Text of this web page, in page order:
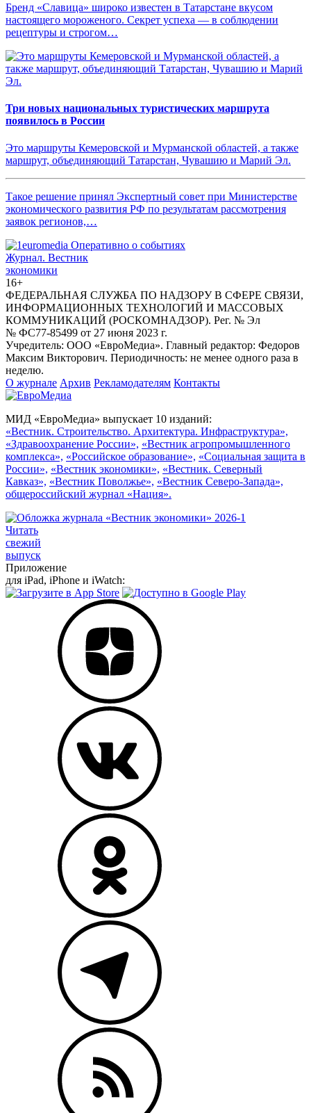
Бренд «Славица» широко известен в Татарстане вкусом
настоящего мороженого. Секрет успеха — в соблюдении
рецептуры и строгом…
Три новых национальных туристических маршрута
появилось в России
Это маршруты Кемеровской и Мурманской областей, а также
маршрут, объединяющий Татарстан, Чувашию и Марий Эл.
Такое решение принял Экспертный совет при Министерстве
экономического развития РФ по результатам рассмотрения
заявок регионов,…
Журнал. Вестник
экономики
16+
ФЕДЕРАЛЬНАЯ СЛУЖБА ПО НАДЗОРУ В СФЕРЕ СВЯЗИ,
ИНФОРМАЦИОННЫХ ТЕХНОЛОГИЙ И МАССОВЫХ
КОММУНИКАЦИЙ (РОСКОМНАДЗОР). Рег. № Эл
№ ФС77-85499 от 27 июня 2023 г.
Учредитель: ООО «ЕвроМедиа». Главный редактор: Федоров
Максим Викторович. Периодичность: не менее одного раза в
неделю.
О журнале Архив Рекламодателям Контакты
МИД «ЕвроМедиа» выпускает 10 изданий:
«Вестник. Строительство. Архитектура. Инфраструктура»,
«Здравоохранение России», «Вестник агропромышленного
комплекса», «Российское образование», «Социальная защита в
России», «Вестник экономики», «Вестник. Северный
Кавказ», «Вестник Поволжье», «Вестник Северо-Запада»,
общероссийский журнал «Нация».
Читать
свежий
выпуск
Приложение
для iPad, iPhone и iWatch: